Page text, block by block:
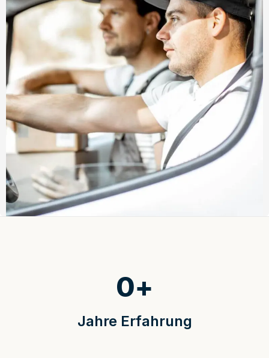
Jahre Erfahrung
0+